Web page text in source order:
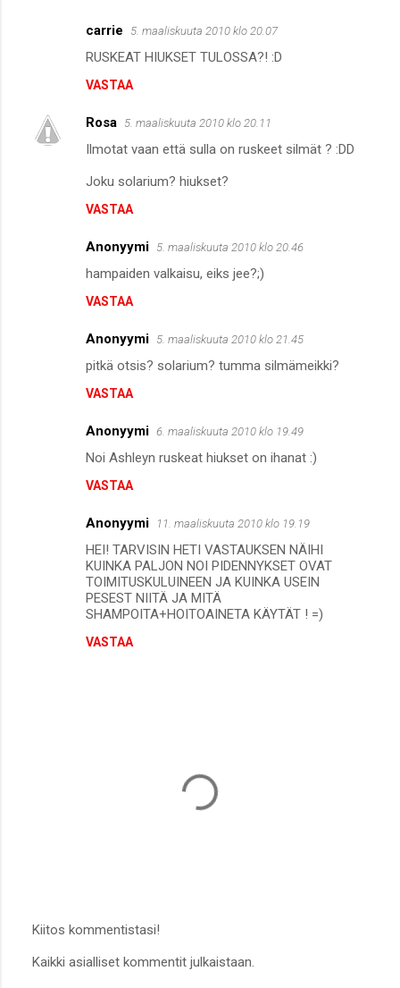
carrie 5. maaliskuuta 2010 klo 20.07
RUSKEAT HIUKSET TULOSSA?! :D
VASTAA
Rosa 5. maaliskuuta 2010 klo 20.11
Ilmotat vaan että sulla on ruskeet silmät ? :DD
Joku solarium? hiukset?
VASTAA
Anonyymi 5. maaliskuuta 2010 klo 20.46
hampaiden valkaisu, eiks jee?;)
VASTAA
Anonyymi 5. maaliskuuta 2010 klo 21.45
pitkä otsis? solarium? tumma silmämeikki?
VASTAA
Anonyymi 6. maaliskuuta 2010 klo 19.49
Noi Ashleyn ruskeat hiukset on ihanat :)
VASTAA
Anonyymi 11. maaliskuuta 2010 klo 19.19
HEI! TARVISIN HETI VASTAUKSEN NÄIHI
KUINKA PALJON NOI PIDENNYKSET OVAT
TOIMITUSKULUINEEN JA KUINKA USEIN
PESEST NIITÄ JA MITÄ
SHAMPOITA+HOITOAINETA KÄYTÄT ! =)
VASTAA
ä
Kiitos kommentistasi!
Kaikki asialliset kommentit julkaistaan.